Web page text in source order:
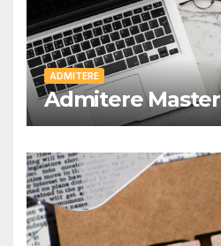
ADMITERE
Admitere Master